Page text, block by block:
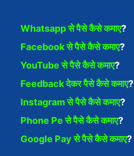
Whatsapp से पैसे कैसे कमाए?
Facebook से पैसे कैसे कमाए?
YouTube से पैसे कैसे कमाए?
Feedback देकर पैसे कैसे कमाए?
Instagram से पैसे कैसे कमाए?
Phone Pe से पैसे कैसे कमाए?
Google Pay से पैसे कैसे कमाए?